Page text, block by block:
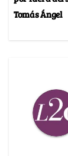
Tomás Ángel